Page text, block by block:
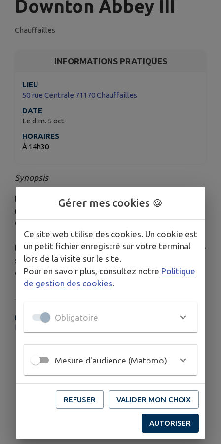
Downton Abbey III
Chauffailles
INFORMATIONS PRATIQUES
LIEU
50 rue Centrale 71170 Chauffailles
DATE
Le dim. 5 oct.
HORAIRES
À 14h30
Synopsis
Le retour tant attendu au cinéma du phénomène
mondial nous replonge dans l’univers de la famille
Crawley et de son personnel à l’aube des années
1930. Alors que chacun tente de faire évoluer
Downton Abbey avec son temps, une nouvelle ère
s’annonce, pleine de défis, de remises en question
et d’espoirs.
PLUS D'INFORMATIONS
Gérer mes cookies 🍪
Ce site web utilise des cookies. Un cookie est
un petit fichier enregistré sur votre terminal
lors de la visite sur le site.
Pour en savoir plus, consultez notre Politique
de gestion des cookies.
Obligatoire
Mesure d'audience (Matomo)
REFUSER VALIDER MON CHOIX
AUTORISER